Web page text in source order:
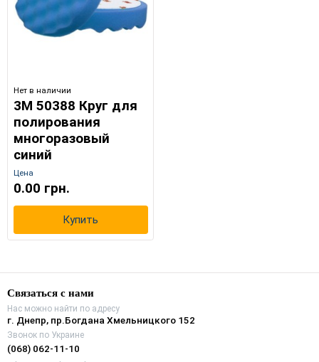
Нет в наличии
3M 50388 Круг для
полирования
многоразовый
синий
Цена
0.00 грн.
Купить
Связаться с нами
Нас можно найти по адресу
г. Днепр, пр.Богдана Хмельницкого 152
Звонок по Украине
(068) 062-11-10